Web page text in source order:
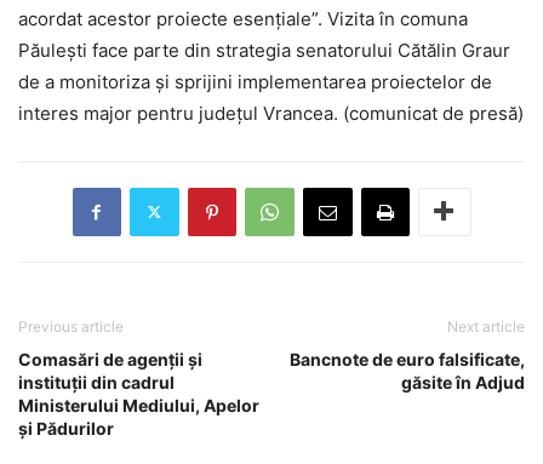
acordat acestor proiecte esențiale”. Vizita în comuna
Păulești face parte din strategia senatorului Cătălin Graur
de a monitoriza și sprijini implementarea proiectelor de
interes major pentru județul Vrancea. (comunicat de presă)
Previous article
Comasări de agenții și
instituții din cadrul
Ministerului Mediului, Apelor
și Pădurilor
Next article
Bancnote de euro falsificate,
găsite în Adjud